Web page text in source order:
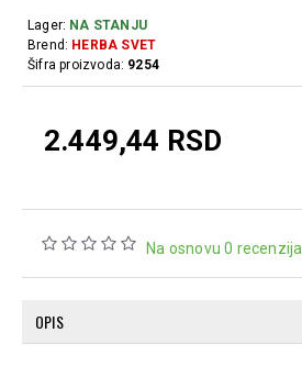
Na osnovu 0 recenzija.
2.449,44 RSD
Lager: NA STANJU
Brend: HERBA SVET
Šifra proizvoda: 9254
OPIS